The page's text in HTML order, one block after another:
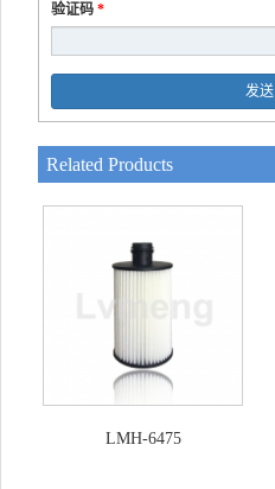
验证码 *
发送
Related Products
LMH-6475